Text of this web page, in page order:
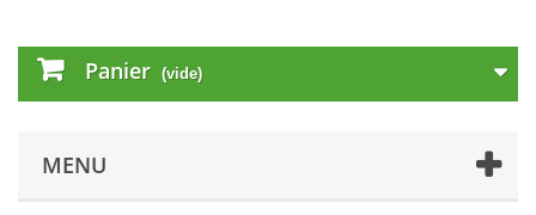
Panier (vide)
MENU